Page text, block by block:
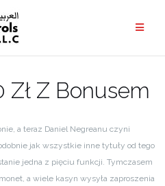
Zł Z Bonusem
a teraz Daniel Negreanu czyni
jak wszystkie inne tytuły od tego
jedna z pięciu funkcji. Tymczasem
a wiele kasyn wysyła zaproszenia